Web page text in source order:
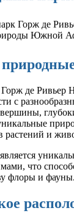
де Ривьер
с
растений и
что
флоры и фауны.